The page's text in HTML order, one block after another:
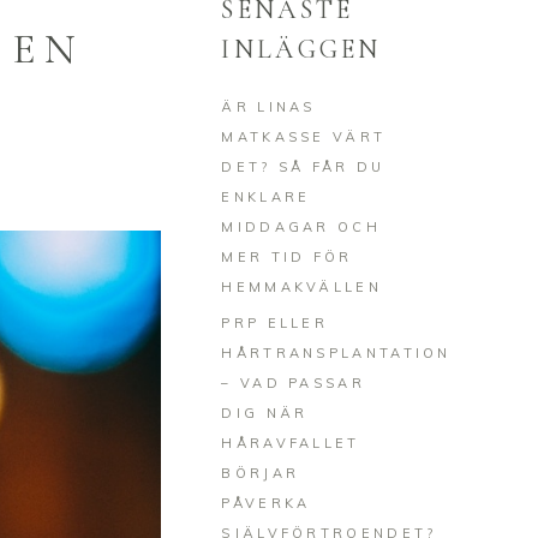
SENASTE
INLÄGGEN
ÄR LINAS
MATKASSE VÄRT
DET? SÅ FÅR DU
ENKLARE
MIDDAGAR OCH
MER TID FÖR
HEMMAKVÄLLEN
PRP ELLER
HÅRTRANSPLANTATION
– VAD PASSAR
DIG NÄR
HÅRAVFALLET
BÖRJAR
PÅVERKA
SJÄLVFÖRTROENDET?